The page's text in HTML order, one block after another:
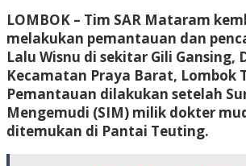
LOMBOK – Tim SAR Mataram
melakukan pemantauan dan
Lalu Wisnu di sekitar Gili Gansing,
Kecamatan Praya Barat, Lombok
Pemantauan dilakukan setelah
Mengemudi (SIM) milik dokter
ditemukan di Pantai Teuting.